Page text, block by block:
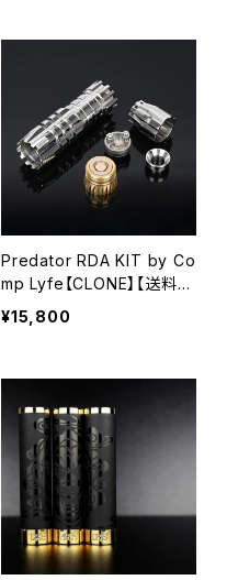
pe vaporizer Mechanic
담배】【電子タバコ VAPE】
Predator RDA KIT by Co
mp Lyfe【CLONE】【送料無
料】【1 x 18650 battery】
【Material / SS】【Copper
tch】【PEEK insulator】【Hy
DA 付】【VS AV Avid lyfe
Rig KENNEDY ROGUE Cl
oud Chaser】【ＶＡＰＥ 電
子タバコ】
¥15,800